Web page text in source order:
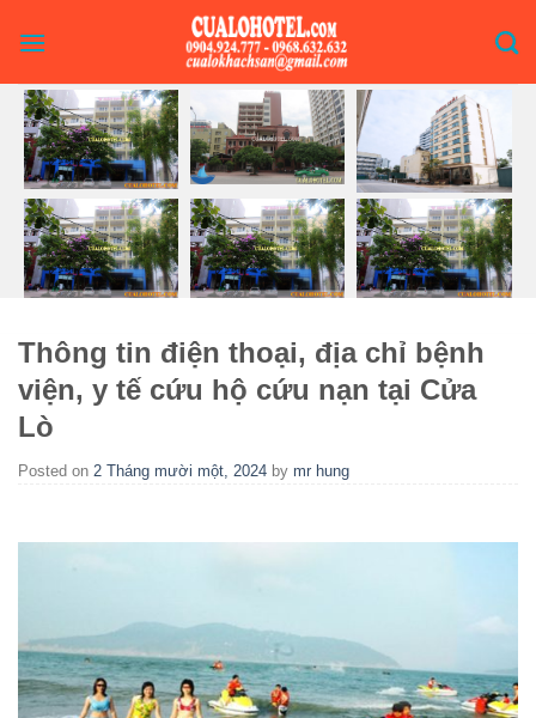
Thông tin điện thoại, địa chỉ bệnh
viện, y tế cứu hộ cứu nạn tại Cửa
Lò
Posted on 2 Tháng mười một, 2024 by mr hung